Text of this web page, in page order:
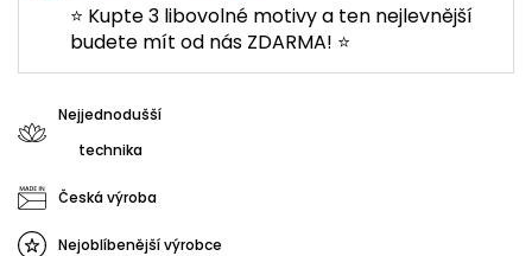
⭐ Kupte 3 libovolné motivy a ten nejlevnější
budete mít od nás ZDARMA! ⭐
Nejjednodušší
technika
Česká výroba
Nejoblíbenější výrobce